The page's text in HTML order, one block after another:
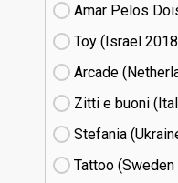
Amar Pelos
Toy (Israel
Arcade
Zitti e buoni​
Stefania
Tattoo (Sweden